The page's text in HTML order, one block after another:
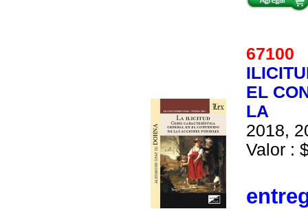
67100
EL
LA
2018,
Valor :